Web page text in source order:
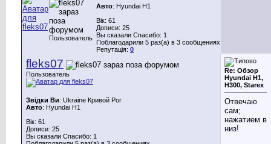
Пользователь
Авто: Hyundai H1
Вік: 61
Дописи: 25
Вы сказали Спасибо: 1
Поблагодарили 5 раз(а) в 3 сообщениях
Репутація: 0
fleks07
Пользователь
Звідки Ви: Ukraine Кривой Рог
Авто: Hyundai H1
Вік: 61
Дописи: 25
Вы сказали Спасибо: 1
Re: Обзор
Hyundai H1,
H300, Starex
Отвечаю
сам;
нажатием в
низ!